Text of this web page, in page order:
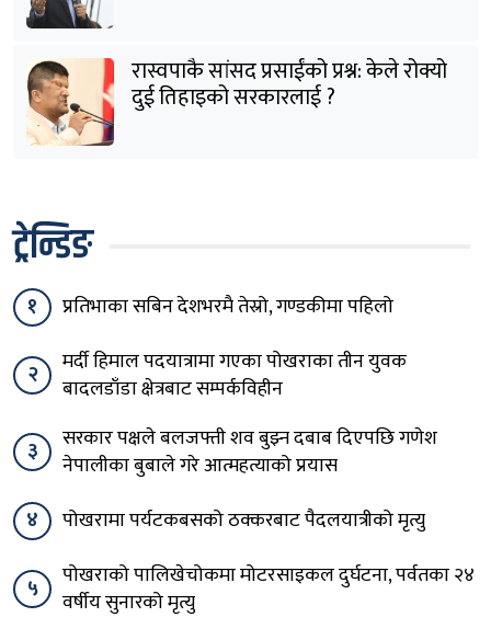
रास्वपाकै सांसद प्रसाईंको प्रश्न: केले रोक्यो
दुई तिहाइको सरकारलाई ?
ट्रेन्डिङ
१ प्रतिभाका सबिन देशभरमै तेस्रो, गण्डकीमा पहिलो
२
मर्दी हिमाल पदयात्रामा गएका पोखराका तीन युवक
बादलडाँडा क्षेत्रबाट सम्पर्कविहीन
३
सरकार पक्षले बलजफ्ती शव बुझ्न दबाब दिएपछि गणेश
नेपालीका बुबाले गरे आत्महत्याको प्रयास
४
पोखरामा पर्यटकबसको ठक्करबाट पैदलयात्रीको मृत्यु
५
पोखराको पालिखेचोकमा मोटरसाइकल दुर्घटना, पर्वतका २४
वर्षीय सुनारको मृत्यु